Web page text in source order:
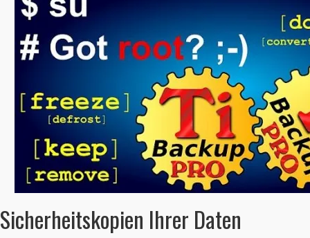
Sicherheitskopien Ihrer Daten